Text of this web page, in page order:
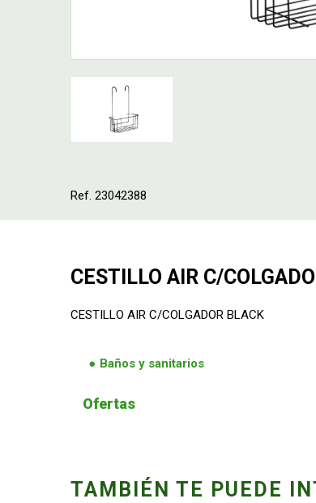
Ref. 23042388
CESTILLO AIR C/
CESTILLO AIR C/COLGADOR BLACK
Baños y sanitarios
Ofertas
TAMBIÉN TE PUEDE